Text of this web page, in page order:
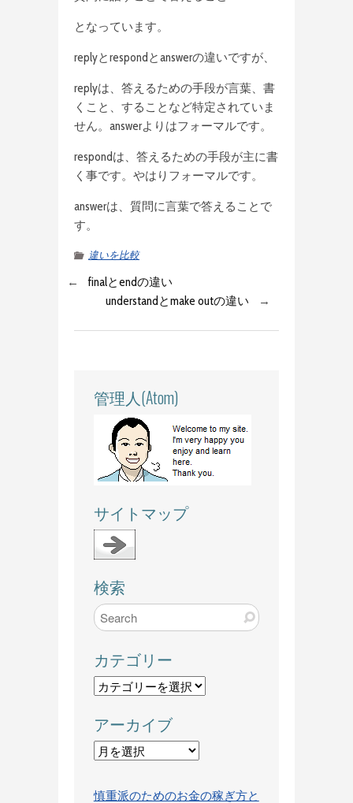
となっています。
replyとrespondとanswerの違いですが、
replyは、答えるための手段が言葉、書
くこと、することなど特定されていま
せん。answerよりはフォーマルです。
respondは、答えるための手段が主に書
く事です。やはりフォーマルです。
answerは、質問に言葉で答えることで
す。
違いを比較
←
finalとendの違い
understandとmake outの違い
→
管理人(Atom)
サイトマップ
検索
カテゴリー
カ
ゴ
リ
ー
アーカイブ
ア
カ
慎重派のためのお金の稼ぎ方と